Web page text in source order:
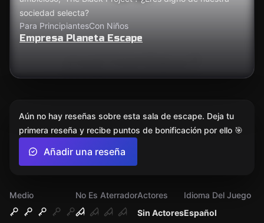
sociedad selecta?
Para PrincipiantesCon Niños
Empresa Planeta Escape
Medio
No Es Aterrador
Sin Actores
Actores
Español
Idioma Del Juego
Aún no hay reseñas sobre esta sala de escape. Deja tu
primera reseña y recibe puntos de bonificación por ello 🎯
Añadir una reseña